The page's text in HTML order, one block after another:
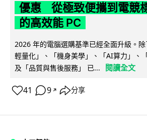
優惠 從極致便攜到電競
的高效能 PC
2026 年的電腦選購基準已經全面升級。
輕量化」、「機身美學」、「AI算力」、
及「品質與售後服務」 已...
閱讀全文
41 9 ↗ 分享